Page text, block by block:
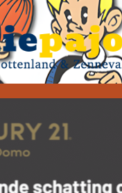
de inhoud gaan